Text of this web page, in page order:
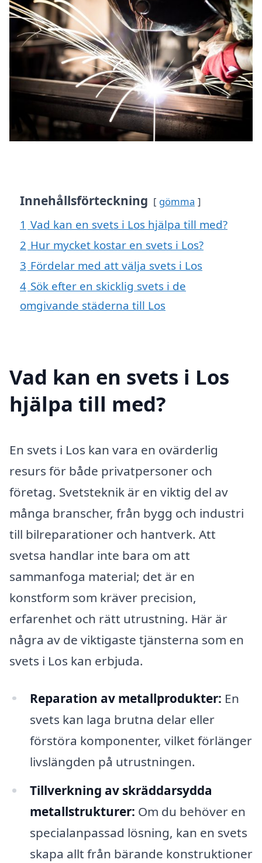
Innehållsförteckning gömma
1 Vad kan en svets i Los hjälpa till med?
2 Hur mycket kostar en svets i Los?
3 Fördelar med att välja svets i Los
4 Sök efter en skicklig svets i de
omgivande städerna till Los
Vad kan en svets i Los
hjälpa till med?
En svets i Los kan vara en ovärderlig
resurs för både privatpersoner och
företag. Svetsteknik är en viktig del av
många branscher, från bygg och industri
till bilreparationer och hantverk. Att
svetsa handlar inte bara om att
sammanfoga material; det är en
konstform som kräver precision,
erfarenhet och rätt utrustning. Här är
några av de viktigaste tjänsterna som en
svets i Los kan erbjuda.
Reparation av metallprodukter: En
svets kan laga brutna delar eller
förstöra komponenter, vilket förlänger
livslängden på utrustningen.
Tillverkning av skräddarsydda
metallstrukturer: Om du behöver en
specialanpassad lösning, kan en svets
skapa allt från bärande konstruktioner